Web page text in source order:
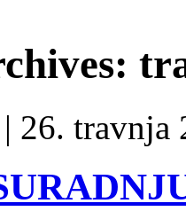
| 26. travnja